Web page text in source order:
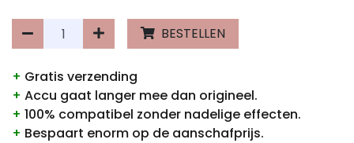
BESTELLEN
+ Gratis verzending
+ Accu gaat langer mee dan origineel.
+ 100% compatibel zonder nadelige effecten.
+ Bespaart enorm op de aanschafprijs.